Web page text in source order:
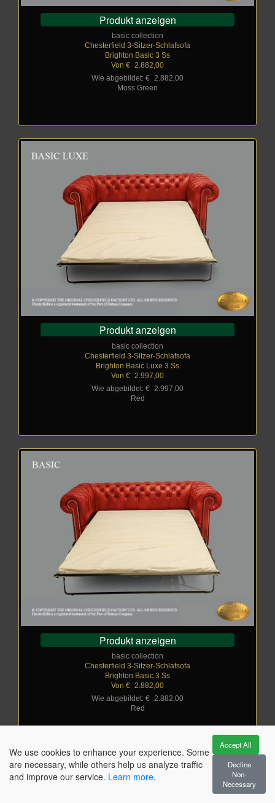
Produkt anzeigen
basic collection
Chesterfield 3-Sitzer-Schlafsofa
Brighton Basic 3 Ss
Von € 2.882,00
Wie abgebildet: €
2.882,00
Moss Green
Produkt anzeigen
basic collection
Chesterfield 3-Sitzer-Schlafsofa
Brighton Basic Luxe 3 Ss
Von € 2.997,00
Wie abgebildet: €
2.997,00
Red
Produkt anzeigen
basic collection
Chesterfield 3-Sitzer-Schlafsofa
Brighton Basic 3 Ss
Von € 2.882,00
Wie abgebildet: €
2.882,00
Red
We use cookies to enhance your experience. Some
are necessary, while others help us analyze traffic
and improve our service. Learn more.
Accept All
Decline
Non-
Necessary